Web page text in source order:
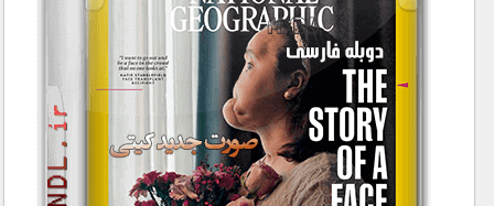
شناخت کودکان
علم و فناوری
فرهنگ / هنر
کیهان / نجوم